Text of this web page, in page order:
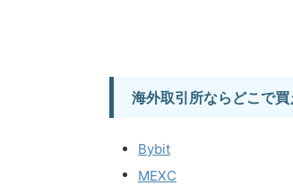
海外取引所ならどこで買
Bybit
MEXC